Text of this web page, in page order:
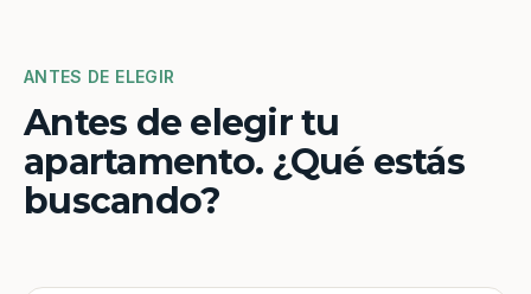
ANTES DE ELEGIR
Antes de elegir tu
apartamento. ¿Qué estás
buscando?